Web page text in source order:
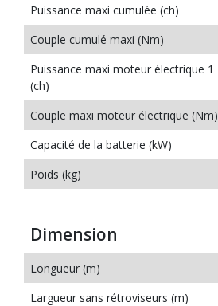
Puissance maxi cumulée (ch)
Couple cumulé maxi (Nm)
Puissance maxi moteur électrique 1
(ch)
Couple maxi moteur électrique (Nm)
Capacité de la batterie (kW)
Poids (kg)
Dimension
Longueur (m)
Largueur sans rétroviseurs (m)